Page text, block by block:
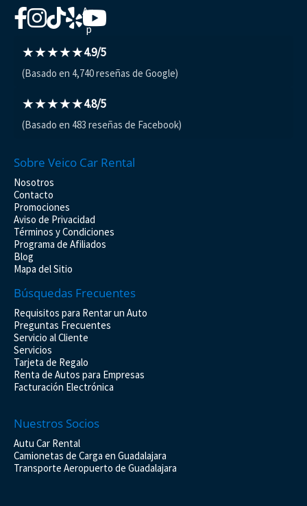
★★★★★4.9/5
(Basado en 4,740 reseñas de Google)
★★★★★4.8/5
(Basado en 483 reseñas de Facebook)
Sobre Veico Car Rental
Nosotros
Contacto
Promociones
Aviso de Privacidad
Términos y Condiciones
Programa de Afiliados
Blog
Mapa del Sitio
Búsquedas Frecuentes
Requisitos para Rentar un Auto
Preguntas Frecuentes
Servicio al Cliente
Servicios
Tarjeta de Regalo
Renta de Autos para Empresas
Facturación Electrónica
Nuestros Socios
Autu Car Rental
Camionetas de Carga en Guadalajara
Transporte Aeropuerto de Guadalajara